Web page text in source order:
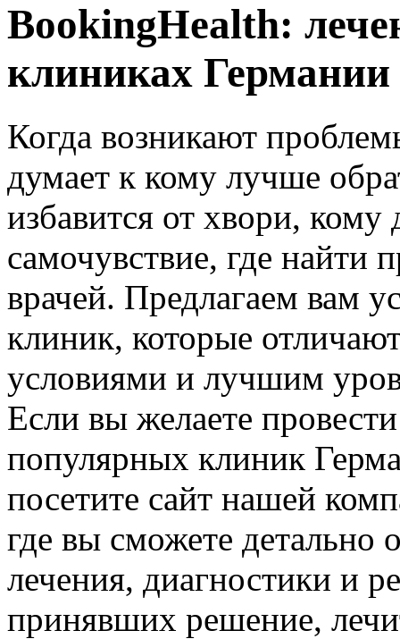
BookingHealth:
клиниках Германии
Когда возникают
думает к кому лучше
избавится от хвори, кому
самочувствие, где
врачей. Предлагаем вам
клиник, которые
условиями и лучшим
Если вы желаете
популярных клиник
посетите сайт нашей
где вы сможете детально
лечения, диагностики и
принявших решение,